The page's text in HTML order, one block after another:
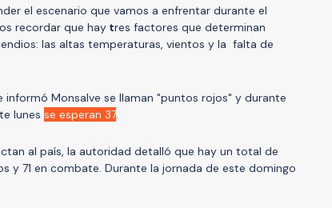
el escenario que vamos a enfrentar durante el
recordar que hay tres factores que determinan
las altas temperaturas, vientos y la falta de
Monsalve se llaman "puntos rojos" y durante
lunes se esperan 37.
al país, la autoridad detalló que hay un total de
y 71 en combate. Durante la jornada de este domingo